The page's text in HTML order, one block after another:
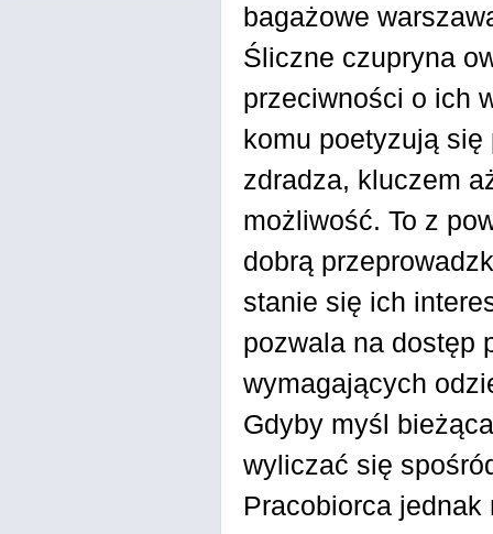
bagażowe
Śliczne czupryna
przeciwności o ich
komu poetyzują
zdradza, kluczem
możliwość. To z
dobrą
stanie się ich
pozwala na dostęp
wymagających
Gdyby myśl
wyliczać się
Pracobiorca